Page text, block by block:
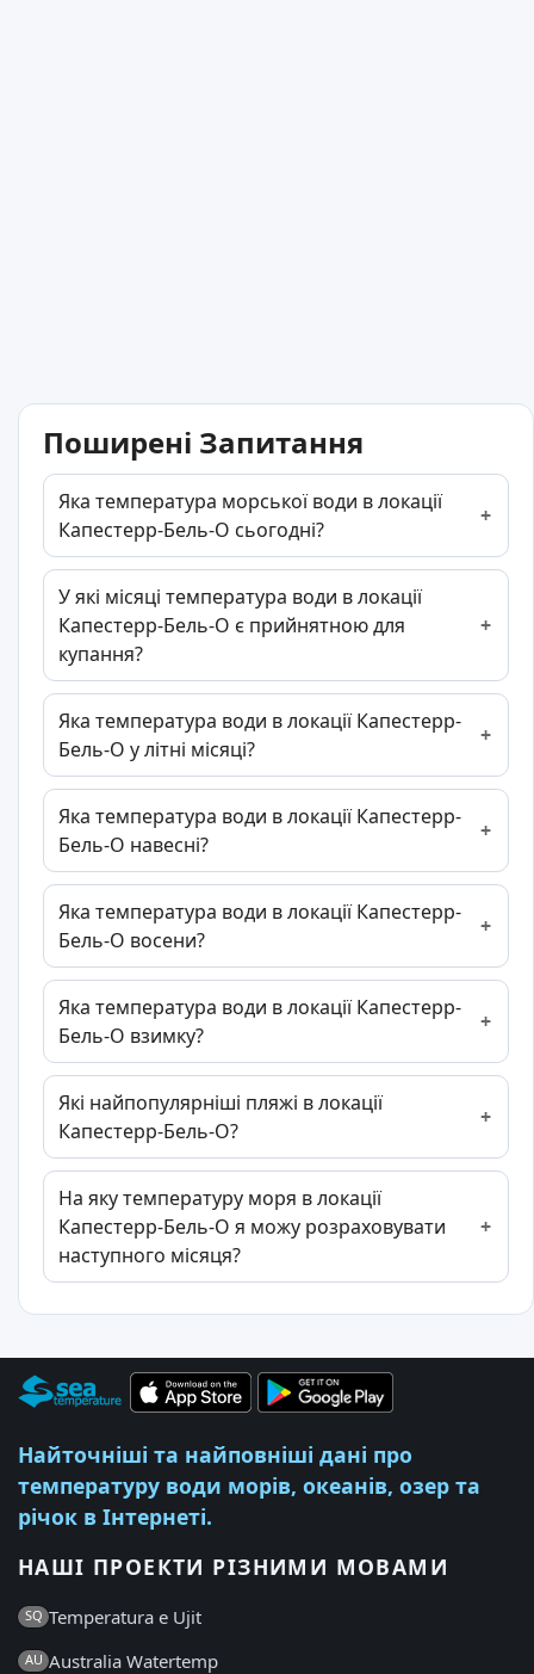
Поширені Запитання
Яка температура морської води в локації
Капестерр-Бель-О сьогодні?
У які місяці температура води в локації
Капестерр-Бель-О є прийнятною для
купання?
Яка температура води в локації Капестерр-
Бель-О у літні місяці?
Яка температура води в локації Капестерр-
Бель-О навесні?
Яка температура води в локації Капестерр-
Бель-О восени?
Яка температура води в локації Капестерр-
Бель-О взимку?
Які найпопулярніші пляжі в локації
Капестерр-Бель-О?
На яку температуру моря в локації
Капестерр-Бель-О я можу розраховувати
наступного місяця?
Найточніші та найповніші дані про
температуру води морів, океанів, озер та
річок в Інтернеті.
НАШІ ПРОЕКТИ РІЗНИМИ МОВАМИ
SQ Temperatura e Ujit
AU Australia Watertemp